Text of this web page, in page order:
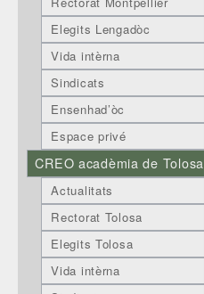
Elegits Lengadòc
Vida intèrna
Sindicats
Ensenhad’òc
Espace privé
CREO acadèmia de Tolosa
Actualitats
Rectorat Tolosa
Elegits Tolosa
Vida intèrna